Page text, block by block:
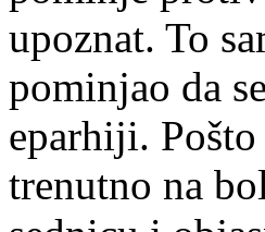
upoznat. To
pominjao da
eparhiji.
trenutno na